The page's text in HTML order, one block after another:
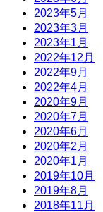
2023年5月
2023年3月
2023年1月
2022年12月
2022年9月
2022年4月
2020年9月
2020年7月
2020年6月
2020年2月
2020年1月
2019年10月
2019年8月
2018年11月